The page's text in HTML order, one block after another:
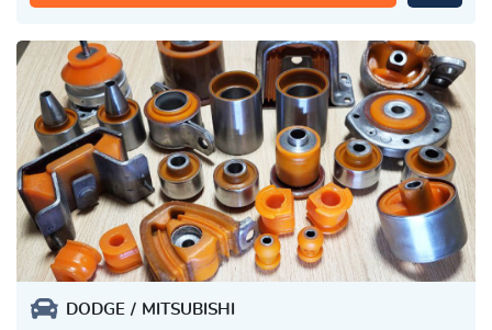
DODGE MITSUBISHI